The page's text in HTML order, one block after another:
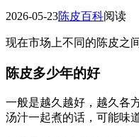
2026-05-23陈皮百科阅读
现在市场上不同的陈皮之
陈皮多少年的好
一般是越久越好，越久各
汤汁一起煮的话，可能味